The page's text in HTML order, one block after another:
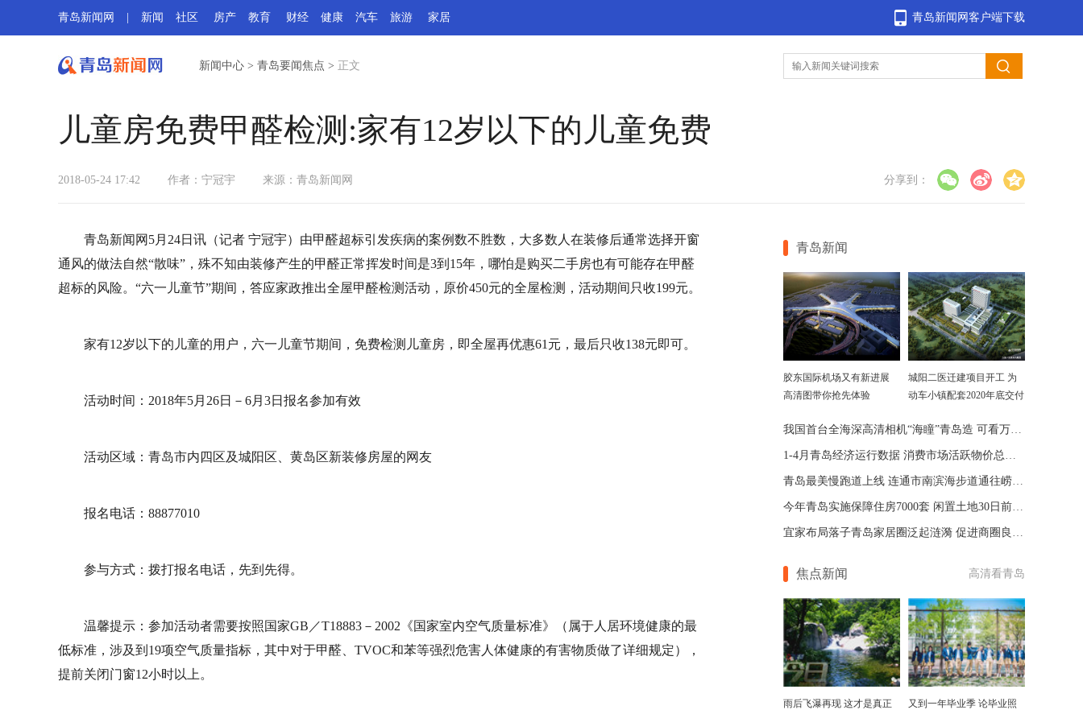
青岛新闻网客户端下载
青岛新闻网 新闻 社区 房产 教育 财经 健康 汽车 旅游 家居
新闻中心 > 青岛要闻焦点 > 正文
儿童房免费甲醛检测:家有12岁以下的儿童免费
2018-05-24 17:42 作者：宁冠宇 来源： 青岛新闻网 分享到：
青岛新闻网5月24日讯（记者 宁冠宇）由甲醛超标引发疾病的案例数不胜数，大多数人在装修后通常选择开窗
通风的做法自然“散味”，殊不知由装修产生的甲醛正常挥发时间是3到15年，哪怕是购买二手房也有可能存在甲醛
超标的风险。“六一儿童节”期间，答应家政推出全屋甲醛检测活动，原价450元的全屋检测，活动期间只收199元。
家有12岁以下的儿童的用户，六一儿童节期间，免费检测儿童房，即全屋再优惠61元，最后只收138元即可。
活动时间：2018年5月26日－6月3日报名参加有效
活动区域：青岛市内四区及城阳区、黄岛区新装修房屋的网友
报名电话：88877010
参与方式：拨打报名电话，先到先得。
温馨提示：参加活动者需要按照国家GB／T18883－2002《国家室内空气质量标准》（属于人居环境健康的最
低标准，涉及到19项空气质量指标，其中对于甲醛、TVOC和苯等强烈危害人体健康的有害物质做了详细规定），
提前关闭门窗12小时以上。
青岛新闻
胶东国际机场又有新进展
高清图带你抢先体验
城阳二医迁建项目开工 为
动车小镇配套2020年底交付
我国首台全海深高清相机“海瞳”青岛造 可看万米深渊
1-4月青岛经济运行数据 消费市场活跃物价总体平稳
青岛最美慢跑道上线 连通市南滨海步道通往崂山景区
今年青岛实施保障住房7000套 闲置土地30日前处置完毕
宜家布局落子青岛家居圈泛起涟漪 促进商圈良性循环
焦点新闻 高清看青岛
雨后飞瀑再现 这才是真正
又到一年毕业季 论毕业照